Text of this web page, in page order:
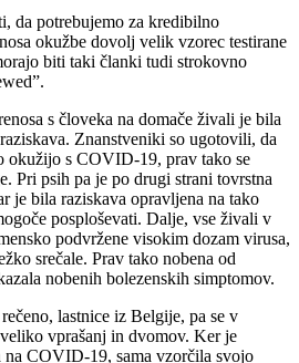
da potrebujemo za kredibilno
okužbe dovolj velik vzorec testirane
biti taki članki tudi strokovno
s človeka na domače živali je bila
Znanstveniki so ugotovili, da
okužijo s COVID-19, prav tako se
Pri psih pa je po drugi strani tovrstna
je bila raziskava opravljena na tako
posploševati. Dalje, vse živali v
podvržene visokim dozam virusa,
srečale. Prav tako nobena od
nobenih bolezenskih simptomov.
lastnice iz Belgije, pa se v
vprašanj in dvomov. Ker je
COVID-19, sama vzorčila svojo